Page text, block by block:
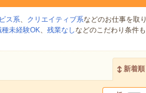
ス系、 クリエイティブ系などのお仕事を取り
種未経験OK、 残業なしなどのこだわり条件も
新着順